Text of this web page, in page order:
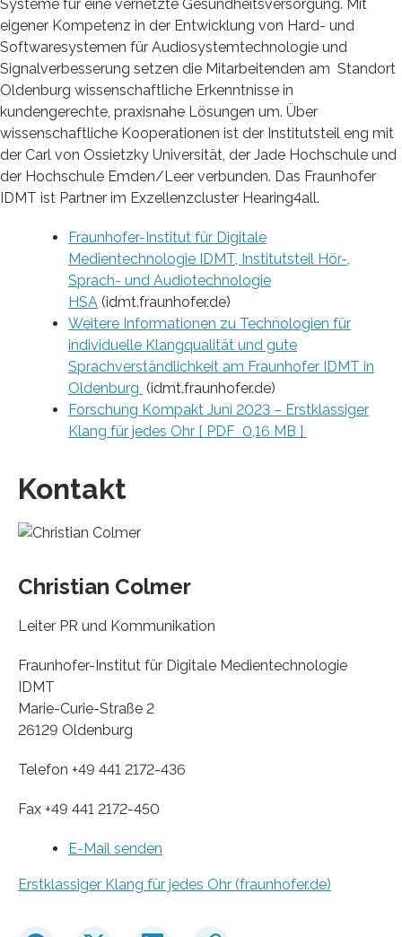
Systeme für eine vernetzte Gesundheitsversorgung. Mit
eigener Kompetenz in der Entwicklung von Hard- und
Softwaresystemen für Audiosystemtechnologie und
Signalverbesserung setzen die Mitarbeitenden am Standort
Oldenburg wissenschaftliche Erkenntnisse in
kundengerechte, praxisnahe Lösungen um. Über
wissenschaftliche Kooperationen ist der Institutsteil eng mit
der Carl von Ossietzky Universität, der Jade Hochschule und
der Hochschule Emden/Leer verbunden. Das Fraunhofer
IDMT ist Partner im Exzellenzcluster Hearing4all.
Fraunhofer-Institut für Digitale
Medientechnologie IDMT, Institutsteil Hör-,
Sprach- und Audiotechnologie
HSA (idmt.fraunhofer.de)
Weitere Informationen zu Technologien für
individuelle Klangqualität und gute
Sprachverständlichkeit am Fraunhofer IDMT in
Oldenburg (idmt.fraunhofer.de)
Forschung Kompakt Juni 2023 – Erstklassiger
Klang für jedes Ohr [ PDF 0,16 MB ]
Kontakt
Christian Colmer
Leiter PR und Kommunikation
Fraunhofer-Institut für Digitale Medientechnologie
IDMT
Marie-Curie-Straße 2
26129 Oldenburg
Telefon +49 441 2172-436
Fax +49 441 2172-450
E-Mail senden
Erstklassiger Klang für jedes Ohr (fraunhofer.de)